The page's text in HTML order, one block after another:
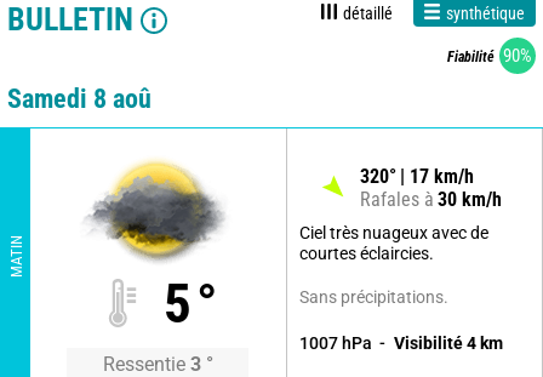
BULLETIN détaillé synthétique
Fiabilité 90%
Samedi 8 aoû
MATIN
5°
Ressentie 3 °
320° 17 km/h
Rafales à 30 km/h
Ciel très nuageux avec de
courtes éclaircies.
Sans précipitations.
1007 hPa Visibilité 4 km